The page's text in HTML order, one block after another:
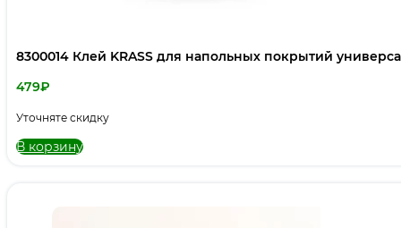
8300014 Клей KRASS для напольных покрытий
479₽
Уточняте скидку
В корзину